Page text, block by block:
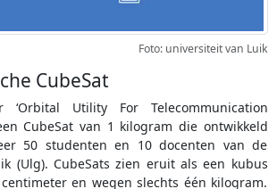
Foto: universiteit van Luik
CubeSat
‘Orbital Utility For Telecommunication
CubeSat van 1 kilogram die ontwikkeld
50 studenten en 10 docenten van de
(Ulg). CubeSats zien eruit als een kubus
en wegen slechts één kilogram.